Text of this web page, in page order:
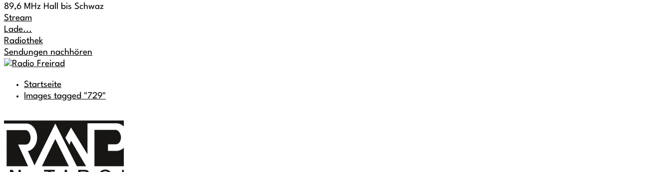
89,6 MHz Hall bis Schwaz
Stream
Lade...
Radiothek
Sendungen nachhören
Startseite
Images tagged "729"